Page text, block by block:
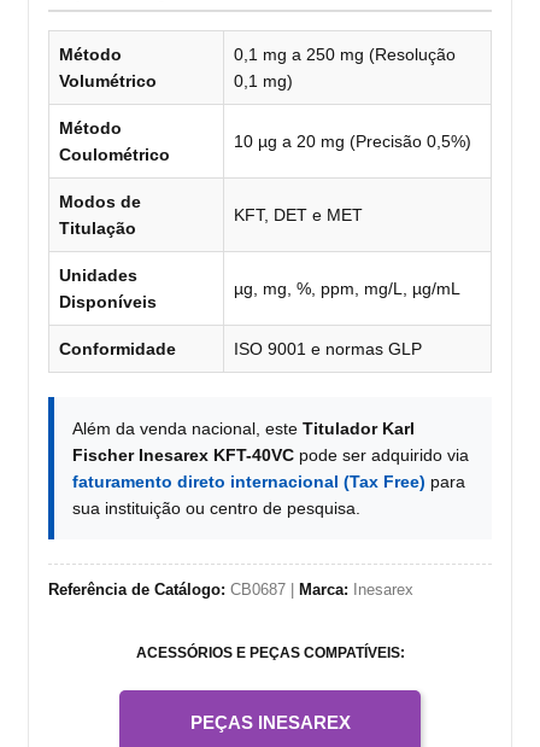
Método
Volumétrico
0,1 mg a 250 mg (Resolução
0,1 mg)
Método
Coulométrico
10 µg a 20 mg (Precisão 0,5%)
Modos de
Titulação
KFT, DET e MET
Unidades
Disponíveis
µg, mg, %, ppm, mg/L, µg/mL
Conformidade ISO 9001 e normas GLP
Além da venda nacional, este Titulador Karl
Fischer Inesarex KFT-40VC pode ser adquirido via
faturamento direto internacional (Tax Free) para
sua instituição ou centro de pesquisa.
Referência de Catálogo: CB0687 | Marca: Inesarex
ACESSÓRIOS E PEÇAS COMPATÍVEIS:
PEÇAS INESAREX